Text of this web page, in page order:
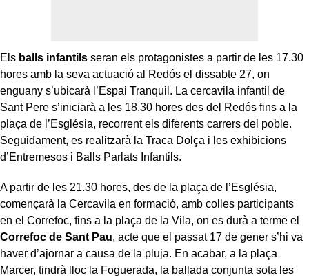
Els balls infantils seran els protagonistes a partir de les 17.30
hores amb la seva actuació al Redós el dissabte 27, on
enguany s’ubicarà l’Espai Tranquil. La cercavila infantil de
Sant Pere s’iniciarà a les 18.30 hores des del Redós fins a la
plaça de l’Església, recorrent els diferents carrers del poble.
Seguidament, es realitzarà la Traca Dolça i les exhibicions
d’Entremesos i Balls Parlats Infantils.
A partir de les 21.30 hores, des de la plaça de l’Església,
començarà la Cercavila en formació, amb colles participants
en el Correfoc, fins a la plaça de la Vila, on es durà a terme el
Correfoc de Sant Pau, acte que el passat 17 de gener s’hi va
haver d’ajornar a causa de la pluja. En acabar, a la plaça
Marcer, tindrà lloc la Foguerada, la ballada conjunta sota les